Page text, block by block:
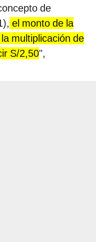
de
el monto de la
multiplicación de
S/2,50",